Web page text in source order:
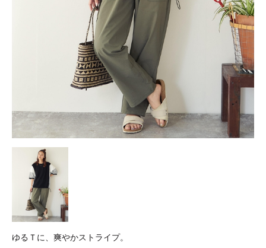
ゆるＴに、爽やかストライプ。